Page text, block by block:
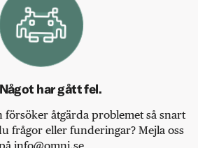
har gått fel.
försöker åtgärda problemet så snart
frågor eller funderingar? Mejla oss